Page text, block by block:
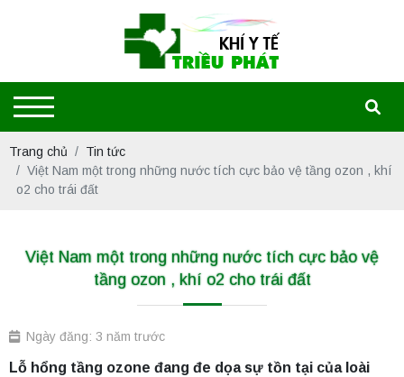
Trang chủ
Tin tức
Việt Nam một trong những nước tích cực bảo vệ tầng ozon , khí
o2 cho trái đất
Việt Nam một trong những nước tích cực bảo vệ
tầng ozon , khí o2 cho trái đất
Ngày đăng: 3 năm trước
Lỗ hổng tầng ozone đang đe dọa sự tồn tại của loài